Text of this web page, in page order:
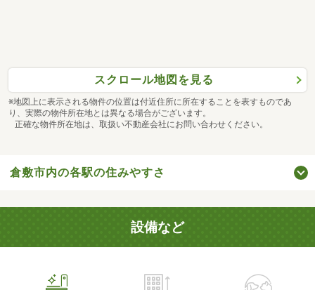
スクロール地図を見る
※地図上に表示される物件の位置は付近住所に所在することを表すものであ
り、実際の物件所在地とは異なる場合がございます。
正確な物件所在地は、取扱い不動産会社にお問い合わせください。
倉敷市内の各駅の住みやすさ
設備など